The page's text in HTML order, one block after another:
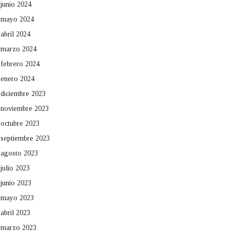
junio 2024
mayo 2024
abril 2024
marzo 2024
febrero 2024
enero 2024
diciembre 2023
noviembre 2023
octubre 2023
septiembre 2023
agosto 2023
julio 2023
junio 2023
mayo 2023
abril 2023
marzo 2023